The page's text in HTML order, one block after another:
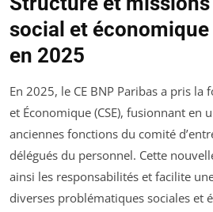
social et économique
en 2025
En 2025, le CE BNP Paribas a pris la
et Économique (CSE), fusionnant en
anciennes fonctions du comité
délégués du personnel. Cette
ainsi les responsabilités et facilite
diverses problématiques sociales et